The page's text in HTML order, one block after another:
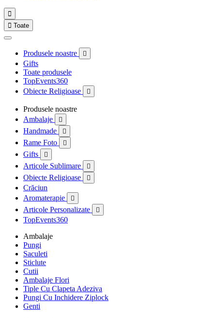

 Toate
Produsele noastre 
Gifts
Toate produsele
TopEvents360
Obiecte Religioase

Produsele noastre
Ambalaje

Handmade 
Rame Foto 
Gifts 
Articole Sublimare 
Obiecte Religioase 
Crăciun
Aromaterapie

Articole Personalizate 
TopEvents360
Ambalaje
Pungi
Saculeti
Sticlute
Cutii
Ambalaje Flori
Tiple Cu Clapeta Adeziva
Pungi Cu Inchidere Ziplock
Genti